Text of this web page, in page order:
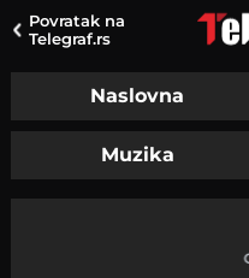
Povratak na
Telegraf.rs
Naslovna
Muzika